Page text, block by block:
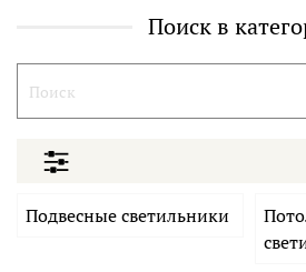
Поиск в
Подвесные светильники